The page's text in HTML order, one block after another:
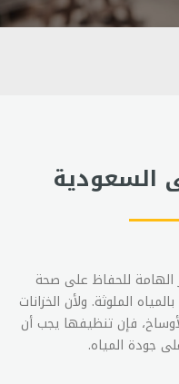
السعودية
الهامة للحفاظ على صحة
الملوثة. ولأن الخزانات
فإن تنظيفها يجب أن
جودة المياه.